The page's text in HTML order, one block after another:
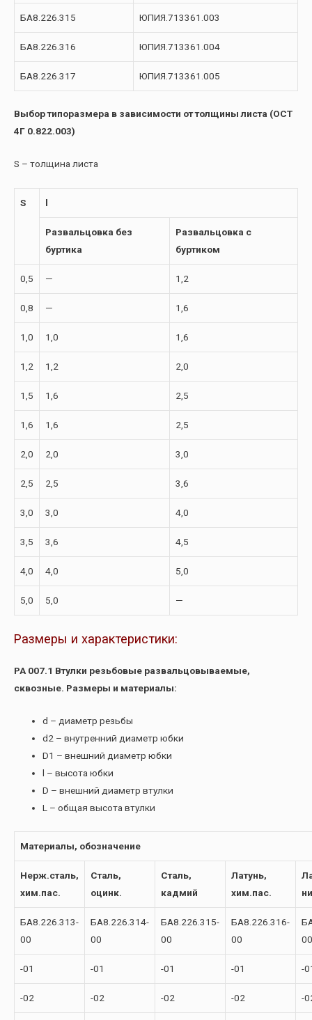
БА8.226.315 ЮПИЯ.713361.003
БА8.226.316 ЮПИЯ.713361.004
БА8.226.317 ЮПИЯ.713361.005
Выбор типоразмера в зависимости от толщины листа (ОСТ
4Г 0.822.003)
S – толщина листа
S l
Развальцовка без
буртика
Развальцовка с
буртиком
0,5 — 1,2
0,8 — 1,6
1,0 1,0 1,6
1,2 1,2 2,0
1,5 1,6 2,5
1,6 1,6 2,5
2,0 2,0 3,0
2,5 2,5 3,6
3,0 3,0 4,0
3,5 3,6 4,5
4,0 4,0 5,0
5,0 5,0 —
Размеры и характеристики:
РА 007.1 Втулки резьбовые развальцовываемые,
сквозные. Размеры и материалы:
d – диаметр резьбы
d2 – внутренний диаметр юбки
D1 – внешний диаметр юбки
l – высота юбки
D – внешний диаметр втулки
L – общая высота втулки
Материалы, обозначение
Нерж.сталь,
хим.пас.
Сталь,
оцинк.
Сталь,
кадмий
Латунь,
хим.пас.
БА8.226.313-
00
БА8.226.314-
00
БА8.226.315-
00
БА8.226.316-
00
00
-01 -01 -01 -01 -
-02 -02 -02 -02 -